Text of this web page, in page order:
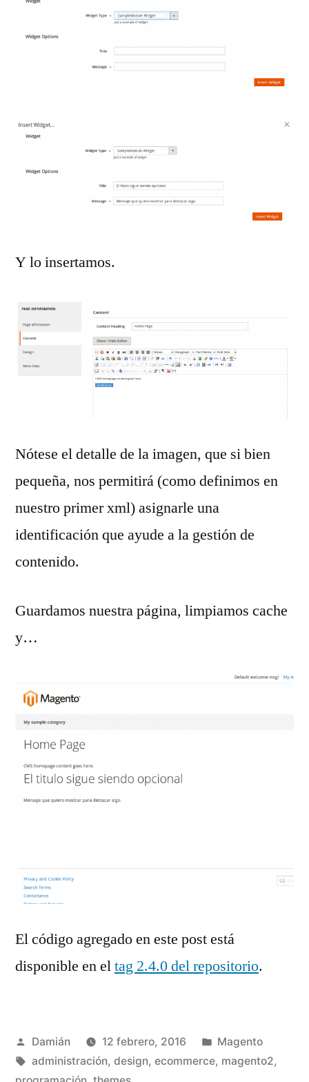
Y lo insertamos.
Nótese el detalle de la imagen, que si bien
pequeña, nos permitirá (como definimos en
nuestro primer xml) asignarle una
identificación que ayude a la gestión de
contenido.
Guardamos nuestra página, limpiamos cache
y…
El código agregado en este post está
disponible en eltag 2.4.0 del repositorio.
Publicado
por
Damián 12 febrero, 2016
Publicado
en
Magento
Etiquetas:
administración, design, ecommerce, magento2,